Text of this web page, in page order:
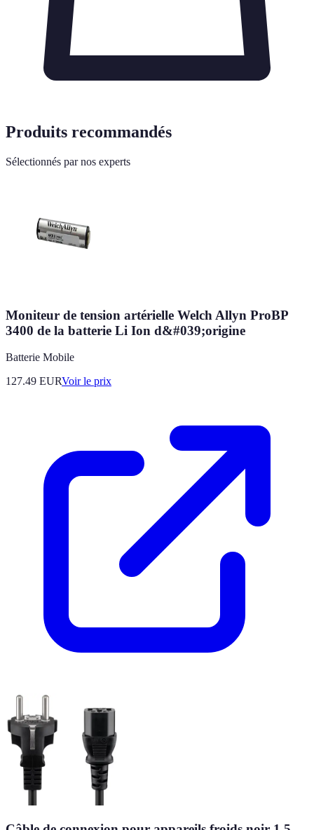
Produits recommandés
Sélectionnés par nos experts
Moniteur de tension artérielle Welch Allyn ProBP
3400 de la batterie Li Ion d&#039;origine
Batterie Mobile
127.49 EURVoir le prix